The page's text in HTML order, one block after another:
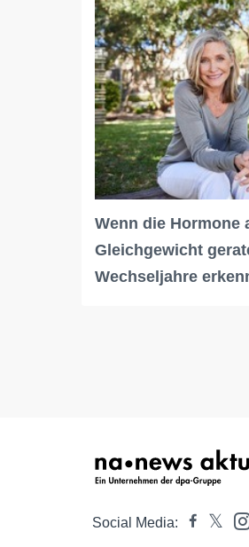
Wenn die Hormone
Gleichgewicht
Wechseljahre
Social Media: